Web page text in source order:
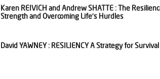
Karen REIVICH and Andrew SHATTE : The
Strength and Overcoming Life’s Hurdles
David YAWNEY : RESILIENCY A Strategy for